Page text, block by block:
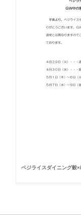
ベジライスダイニング穀